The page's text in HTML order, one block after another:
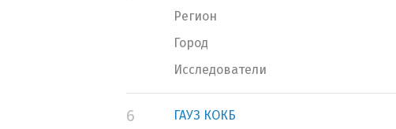
Регион
Город
Исследователи
6
ГАУЗ КОКБ